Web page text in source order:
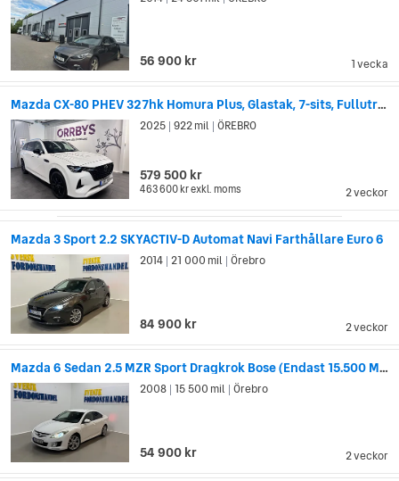
företaget.
Mellan 1979 och 2010 hade Mazda dessutom ett partnerskap
med Ford, där Mazdas designer och plattformar blev grunden
till många av Fords bilmodeller, särskilt i Asien. Mazda Familias
plattform användes till exempel som grund till Fords Laser och
Escort, och arkitekturen i Mazda Capella återanvändes på
många sätt i Fords sportbilar Telstar och Probe.
1 vecka
56 900 kr
Mazda CX-80 PHEV 327hk Homura Plus, Glastak, 7-sits, Fullutrustad
2 veckor
2025 922 mil ÖREBRO
579 500 kr
463 600 krexkl. moms
Mazda 3 Sport 2.2 SKYACTIV-D Automat Navi Farthållare Euro 6
2 veckor
2014 21 000 mil Örebro
84 900 kr
Mazda 6 Sedan 2.5 MZR Sport Dragkrok Bose (Endast 15.500 Mil)
2 veckor
2008 15 500 mil Örebro
54 900 kr